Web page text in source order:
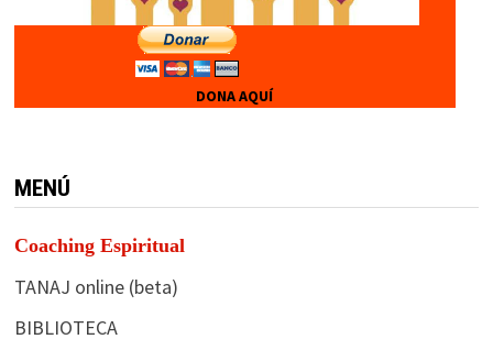
DONA AQUÍ
MENÚ
Coaching Espiritual
TANAJ online (beta)
BIBLIOTECA